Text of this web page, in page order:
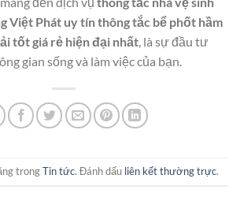
Việt Phát uy tín thông tắc bể phốt hầm
tốt giá rẻ hiện đại nhất , là sự đầu tư
gian sống và làm việc của bạn.
trongTin tức. Đánh dấu liên kết thường trực.